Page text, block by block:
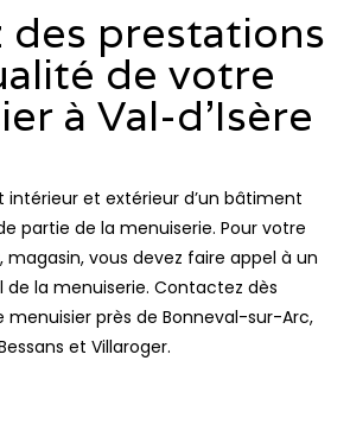
des prestations
de votre
à Val-d'Isère
intérieur et extérieur d’un bâtiment
partie de la menuiserie. Pour votre
vous devez faire appel à un
de la menuiserie. Contactez dès
près de Bonneval-sur-Arc,
et Villaroger.